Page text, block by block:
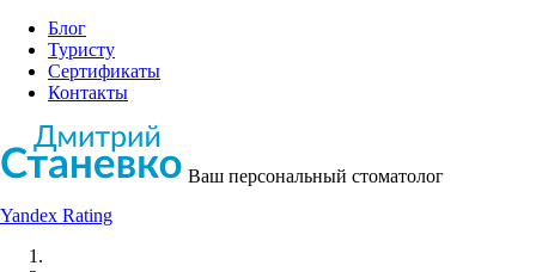
Блог
Туристу
Сертификаты
Контакты
Ваш персональный стоматолог
Yandex Rating